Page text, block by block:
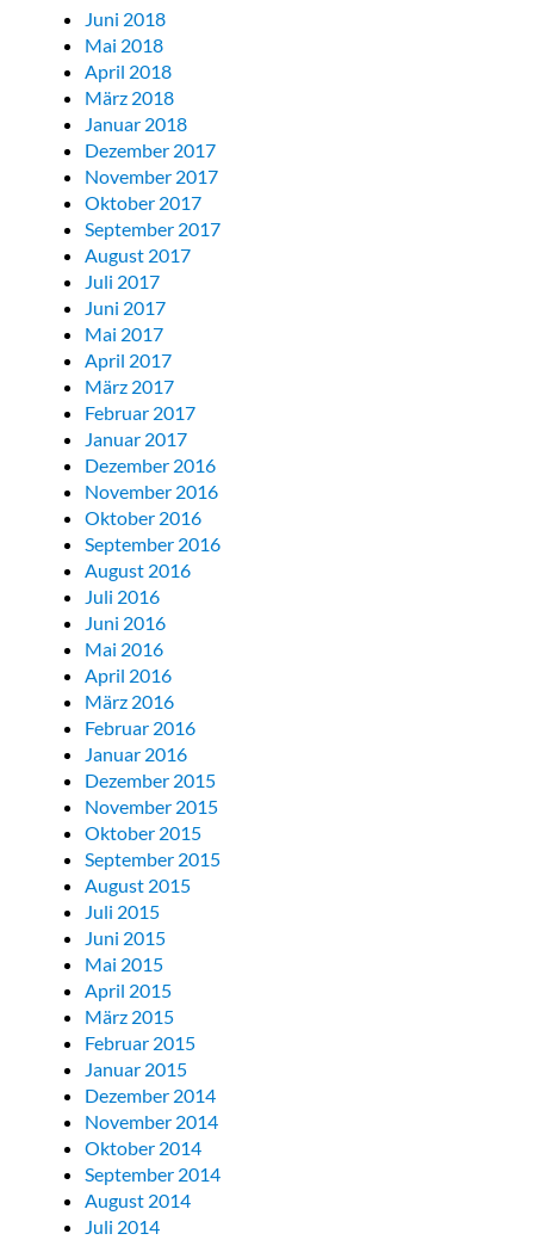
Juni 2018
Mai 2018
April 2018
März 2018
Januar 2018
Dezember 2017
November 2017
Oktober 2017
September 2017
August 2017
Juli 2017
Juni 2017
Mai 2017
April 2017
März 2017
Februar 2017
Januar 2017
Dezember 2016
November 2016
Oktober 2016
September 2016
August 2016
Juli 2016
Juni 2016
Mai 2016
April 2016
März 2016
Februar 2016
Januar 2016
Dezember 2015
November 2015
Oktober 2015
September 2015
August 2015
Juli 2015
Juni 2015
Mai 2015
April 2015
März 2015
Februar 2015
Januar 2015
Dezember 2014
November 2014
Oktober 2014
September 2014
August 2014
Juli 2014